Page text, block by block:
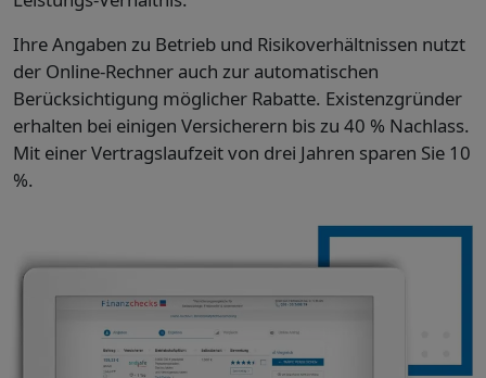
Ihre Angaben zu Betrieb und Risikoverhältnissen nutzt
der Online-Rechner auch zur automatischen
Berücksichtigung möglicher Rabatte. Existenzgründer
erhalten bei einigen Versicherern bis zu 40 % Nachlass.
Mit einer Vertragslaufzeit von drei Jahren sparen Sie 10
%.